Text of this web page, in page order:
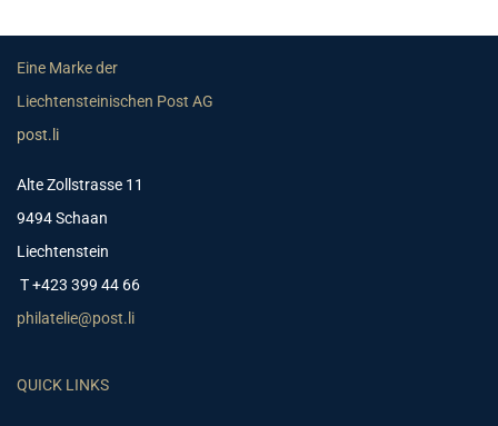
Eine Marke der
Liechtensteinischen Post AG
post.li
Alte Zollstrasse 11
9494 Schaan
Liechtenstein
T +423 399 44 66
philatelie@post.li
QUICK LINKS